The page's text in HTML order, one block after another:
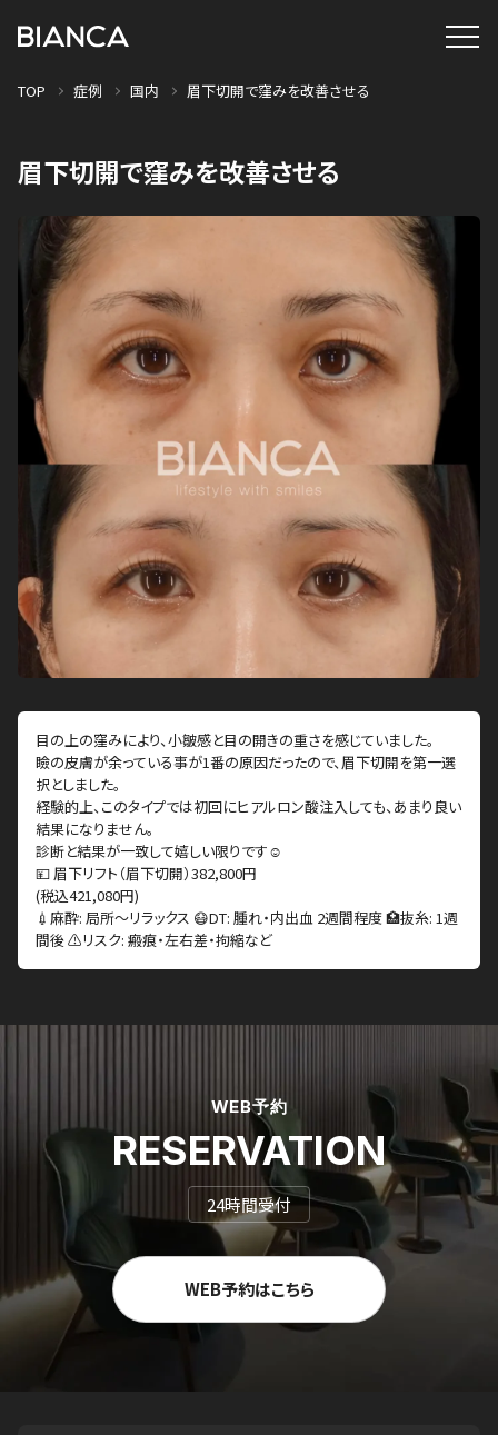
TOP 症例 国内 眉下切開で窪みを改善させる
眉下切開で窪みを改善させる
目の上の窪みにより、小皺感と目の開きの重さを感じていました。
瞼の皮膚が余っている事が1番の原因だったので、眉下切開を第一選
択としました。
経験的上、このタイプでは初回にヒアルロン酸注入しても、あまり良い
結果になりません。
診断と結果が一致して嬉しい限りです☺️
💴 眉下リフト（眉下切開）382,800円
(税込421,080円)
💉麻酔: 局所〜リラックス 😷DT: 腫れ・内出血 2週間程度 🏥抜糸: 1週
間後 ⚠️リスク: 瘢痕・左右差・拘縮など
WEB予約
RESERVATION
24時間受付
WEB予約はこちら